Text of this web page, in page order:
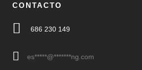
CONTACTO
686 230 149
es*****@*******ng.com